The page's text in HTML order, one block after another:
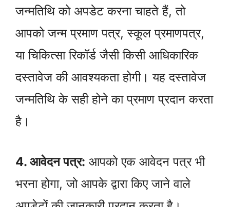
जन्मतिथि को अपडेट करना चाहते हैं, तो
आपको जन्म प्रमाण पत्र, स्कूल प्रमाणपत्र,
या चिकित्सा रिकॉर्ड जैसी किसी आधिकारिक
दस्तावेज की आवश्यकता होगी। यह दस्तावेज
जन्मतिथि के सही होने का प्रमाण प्रदान करता
है।
4. आवेदन पत्र: आपको एक आवेदन पत्र भी
भरना होगा, जो आपके द्वारा किए जाने वाले